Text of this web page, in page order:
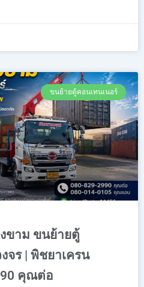
ขนย้ายตู้คอนเทนเนอร์
ขาม ขนย้ายตู้
จร | พิชยาเครน
คุณต่อ